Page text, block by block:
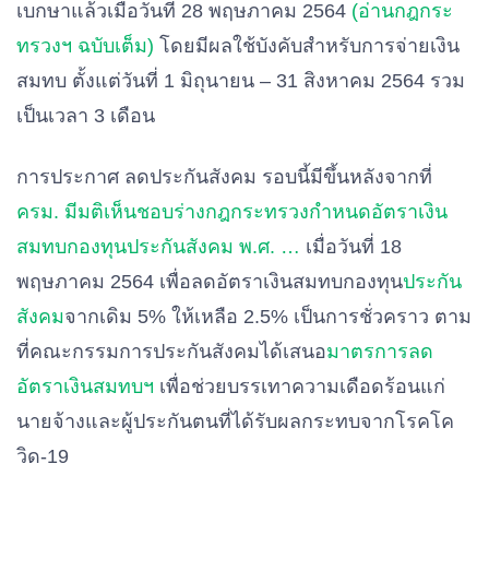
เบกษาแล้วเมื่อวันที่ 28 พฤษภาคม 2564 (อ่านกฎกระ
ทรวงฯ ฉบับเต็ม) โดยมีผลใช้บังคับสำหรับการจ่ายเงิน
สมทบ ตั้งแต่วันที่ 1 มิถุนายน – 31 สิงหาคม 2564 รวม
เป็นเวลา 3 เดือน
การประกาศ ลดประกันสังคม รอบนี้มีขึ้นหลังจากที่
ครม. มีมติเห็นชอบร่างกฎกระทรวงกำหนดอัตราเงิน
สมทบกองทุนประกันสังคม พ.ศ. … เมื่อวันที่ 18
พฤษภาคม 2564 เพื่อลดอัตราเงินสมทบกองทุนประกัน
สังคมจากเดิม 5% ให้เหลือ 2.5% เป็นการชั่วคราว ตาม
ที่คณะกรรมการประกันสังคมได้เสนอมาตรการลด
อัตราเงินสมทบฯ เพื่อช่วยบรรเทาความเดือดร้อนแก่
นายจ้างและผู้ประกันตนที่ได้รับผลกระทบจากโรคโค
วิด-19